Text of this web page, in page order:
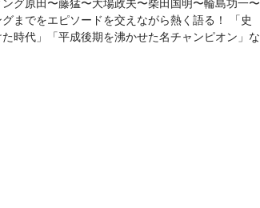
グ原田〜藤猛〜大場政夫〜柴田国明〜輪島功一〜
までをエピソードを交えながら熱く語る！ 「史
時代」「平成後期を沸かせた名チャンピオン」な